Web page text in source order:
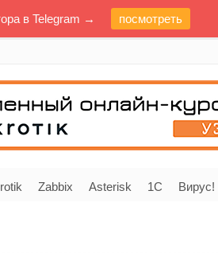
Zabbix Asterisk 1C Вирус!
в Telegram → посмотреть